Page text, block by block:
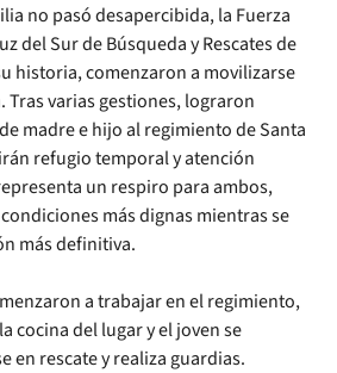
no pasó desapercibida, la Fuerza
del Sur de Búsqueda y Rescates de
historia, comenzaron a movilizarse
Tras varias gestiones, lograron
madre e hijo al regimiento de Santa
refugio temporal y atención
un respiro para ambos,
más dignas mientras se
más definitiva.
a trabajar en el regimiento,
cocina del lugar y el joven se
en rescate y realiza guardias.